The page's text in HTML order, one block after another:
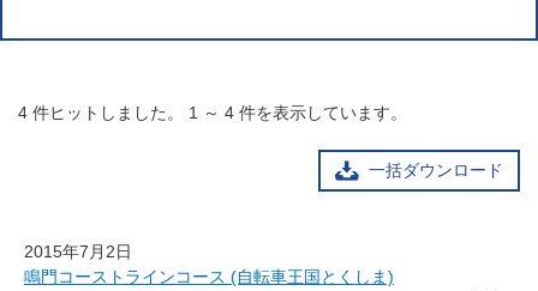
4 件ヒットしました。 1 ～ 4 件を表示しています。
一括ダウンロード
2015年7月2日
鳴門コーストラインコース (自転車王国とくしま)